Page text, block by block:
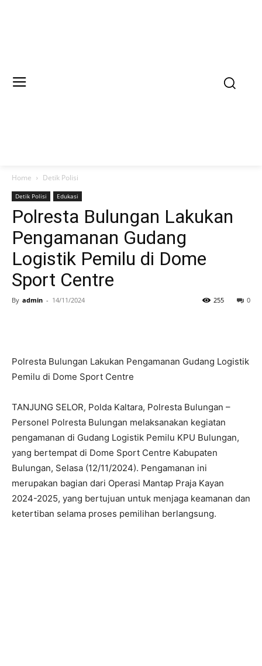
Home Detik Polisi
Detik Polisi Edukasi
Polresta Bulungan Lakukan
Pengamanan Gudang
Logistik Pemilu di Dome
Sport Centre
By admin - 14/11/2024 0
255
Polresta Bulungan Lakukan Pengamanan Gudang Logistik
Pemilu di Dome Sport Centre
TANJUNG SELOR, Polda Kaltara, Polresta Bulungan –
Personel Polresta Bulungan melaksanakan kegiatan
pengamanan di Gudang Logistik Pemilu KPU Bulungan,
yang bertempat di Dome Sport Centre Kabupaten
Bulungan, Selasa (12/11/2024). Pengamanan ini
merupakan bagian dari Operasi Mantap Praja Kayan
2024-2025, yang bertujuan untuk menjaga keamanan dan
ketertiban selama proses pemilihan berlangsung.